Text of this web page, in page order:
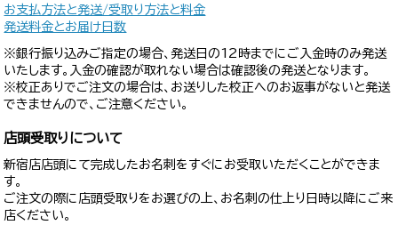
お支払方法と発送/受取り方法と料金
発送料金とお届け日数
※銀行振り込みご指定の場合、発送日の12時までにご入金時のみ発送
いたします。入金の確認が取れない場合は確認後の発送となります。
※校正ありでご注文の場合は、お送りした校正へのお返事がないと発送
できませんので、ご注意ください。
店頭受取りについて
新宿店店頭にて完成したお名刺をすぐにお受取いただくことができま
す。
ご注文の際に店頭受取りをお選びの上、お名刺の仕上り日時以降にご来
店ください。